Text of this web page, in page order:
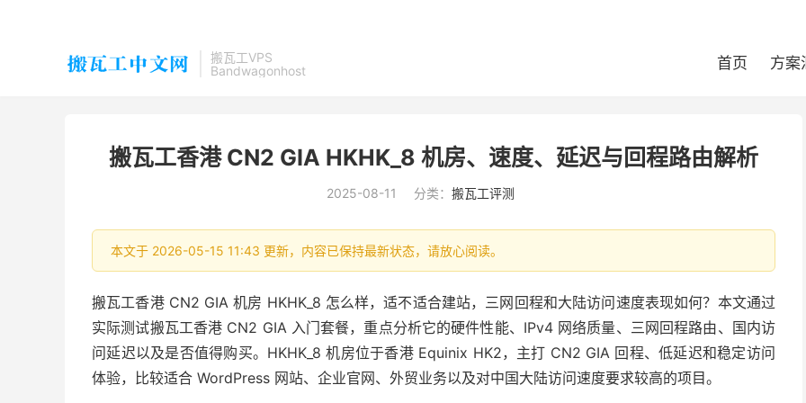
搬瓦工VPS
Bandwagonhost
首页 方案
搬瓦工香港 CN2 GIA HKHK_8 机房、速度、延迟与回程路由解析
2025-08-11 分类： 搬瓦工评测
本文于 2026-05-15 11:43 更新，内容已保持最新状态，请放心阅读。
搬瓦工香港 CN2 GIA 机房 HKHK_8 怎么样，适不适合建站，三网回程和大陆访问速度表现如何？本文通过
实际测试搬瓦工香港 CN2 GIA 入门套餐，重点分析它的硬件性能、IPv4 网络质量、三网回程路由、国内访
问延迟以及是否值得购买。HKHK_8 机房位于香港 Equinix HK2，主打 CN2 GIA 回程、低延迟和稳定访问
体验，比较适合 WordPress 网站、企业官网、外贸业务以及对中国大陆访问速度要求较高的项目。